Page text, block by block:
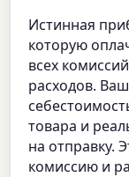
Истинная
которую
всех
расходов.
товара и
на отправку.
комиссию и